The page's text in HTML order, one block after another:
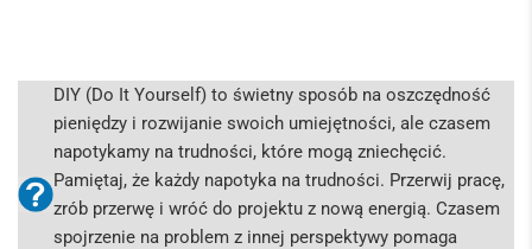
DIY (Do It Yourself) to świetny sposób na oszczędność
pieniędzy i rozwijanie swoich umiejętności, ale czasem
napotykamy na trudności, które mogą zniechęcić.
Pamiętaj, że każdy napotyka na trudności. Przerwij pracę,
zrób przerwę i wróć do projektu z nową energią. Czasem
spojrzenie na problem z innej perspektywy pomaga